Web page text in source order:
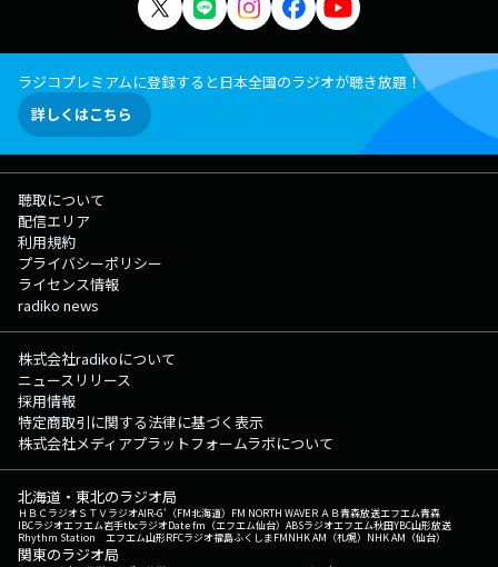
ラジコプレミアムに登録すると日本全国のラジオが聴き放題！
詳しくはこちら
聴取について
配信エリア
利用規約
プライバシーポリシー
ライセンス情報
radiko news
株式会社radikoについて
ニュースリリース
採用情報
特定商取引に関する法律に基づく表示
株式会社メディアプラットフォームラボについて
北海道・東北のラジオ局
ＨＢＣラジオＳＴＶラジオAIR-G'（FM北海道） FM NORTH WAVEＲＡＢ青森放送エフエム青森
IBCラジオエフエム岩手tbcラジオDate fm（エフエム仙台） ABSラジオエフエム秋田YBC山形放送
Rhythm Station エフエム山形RFCラジオ福島ふくしまFMNHK AM（札幌） NHK AM（仙台）
関東のラジオ局